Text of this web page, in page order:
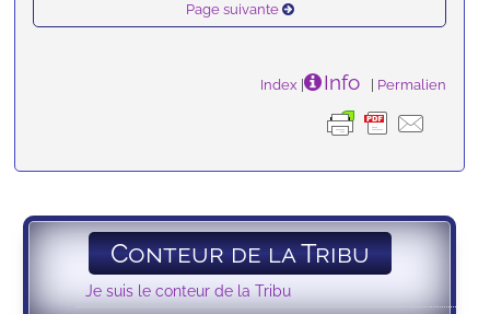
Page suivante
Index | Info | Permalien
Conteur de la Tribu
Je suis le conteur de la Tribu